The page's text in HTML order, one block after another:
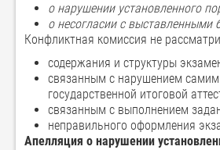
о нарушении установленного
о несогласии с выставленными
Конфликтная комиссия не
содержания и структуры
связанным с нарушением
государственной итоговой
связанным с выполнением
неправильного оформления
Апелляция о нарушении